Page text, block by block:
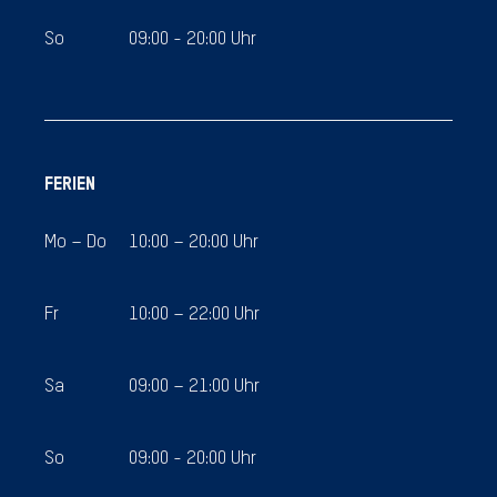
So 09:00 - 20:00 Uhr
FERIEN
Mo – Do 10:00 – 20:00 Uhr
Fr 10:00 – 22:00 Uhr
Sa 09:00 – 21:00 Uhr
So 09:00 - 20:00 Uhr